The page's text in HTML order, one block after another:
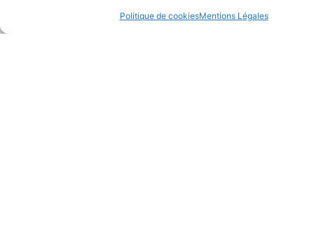
Politique de cookiesMentions Légales